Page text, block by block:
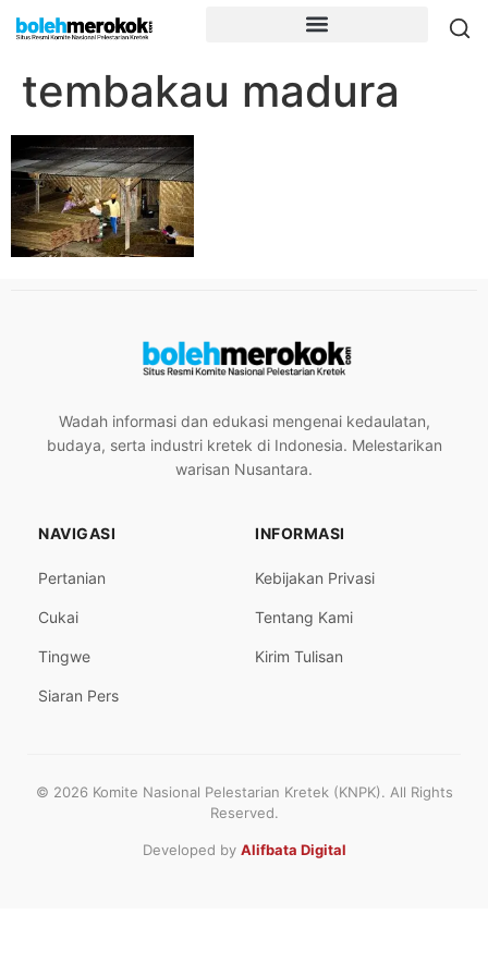
tembakau madura
Wadah informasi dan edukasi mengenai kedaulatan,
budaya, serta industri kretek di Indonesia. Melestarikan
warisan Nusantara.
NAVIGASI
Pertanian
Cukai
Tingwe
Siaran Pers
INFORMASI
Kebijakan Privasi
Tentang Kami
Kirim Tulisan
© 2026 Komite Nasional Pelestarian Kretek (KNPK). All Rights
Reserved.
Developed by Alifbata Digital